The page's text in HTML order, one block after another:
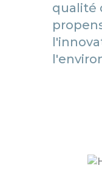
qualité